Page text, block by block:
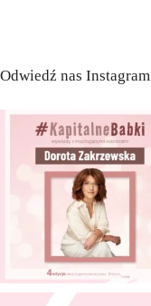
Odwiedź nas Instagram